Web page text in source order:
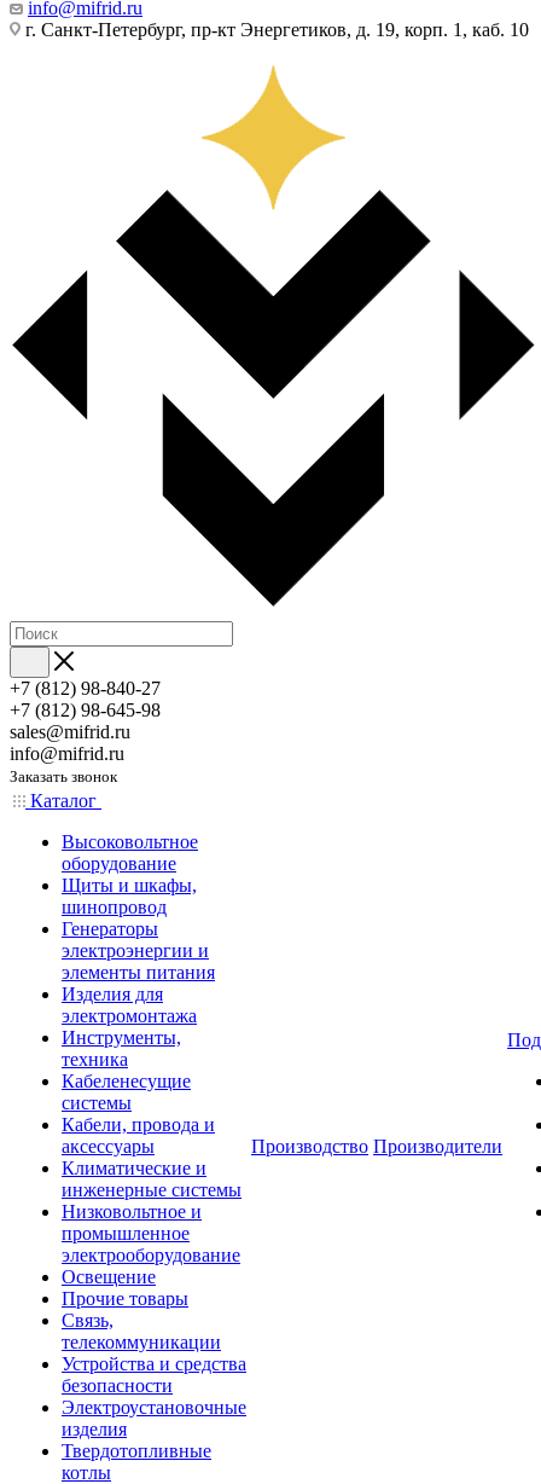
info@mifrid.ru
г. Санкт-Петербург, пр-кт Энергетиков, д. 19, корп. 1, каб. 10
+7 (812) 98-840-27
+7 (812) 98-645-98
sales@mifrid.ru
info@mifrid.ru
Заказать звонок
Каталог
Высоковольтное
оборудование
Щиты и шкафы,
шинопровод
Генераторы
электроэнергии и
элементы питания
Изделия для
электромонтажа
Инструменты,
техника
Кабеленесущие
системы
Кабели, провода и
аксессуары
Климатические и
инженерные системы
Низковольтное и
промышленное
электрооборудование
Освещение
Прочие товары
Связь,
телекоммуникации
Устройства и средства
безопасности
Электроустановочные
изделия
Твердотопливные
котлы
Производство Производители